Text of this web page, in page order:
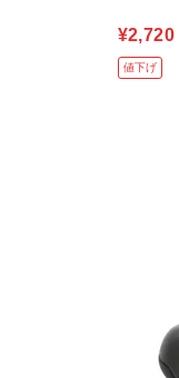
¥2,720
値下げ